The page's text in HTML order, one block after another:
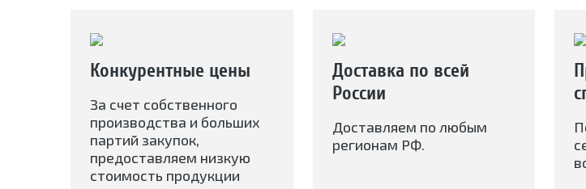
Конкурентные цены
За счет собственного
производства и больших
партий закупок,
предоставляем низкую
стоимость продукции
Доставка по всей
России
Доставляем по любым
регионам РФ.